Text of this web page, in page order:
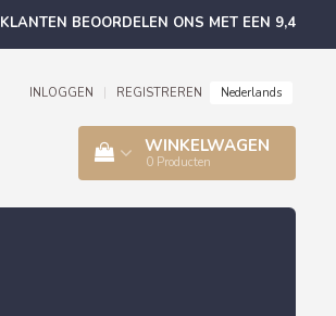
KLANTEN BEOORDELEN ONS MET EEN 9,4
INLOGGEN REGISTREREN Nederlands
WINKELWAGEN
0 Producten